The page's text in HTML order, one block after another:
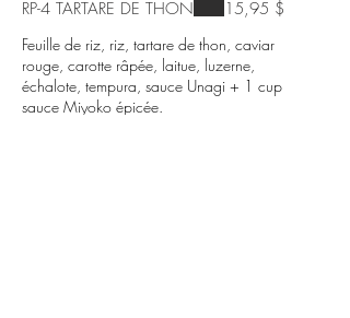
RP-4 TARTARE DE THON
Feuille de riz, riz, tartare de thon, caviar
rouge, carotte râpée, laitue, luzerne,
échalote, tempura, sauce Unagi + 1 cup
sauce Miyoko épicée.
15,95 $